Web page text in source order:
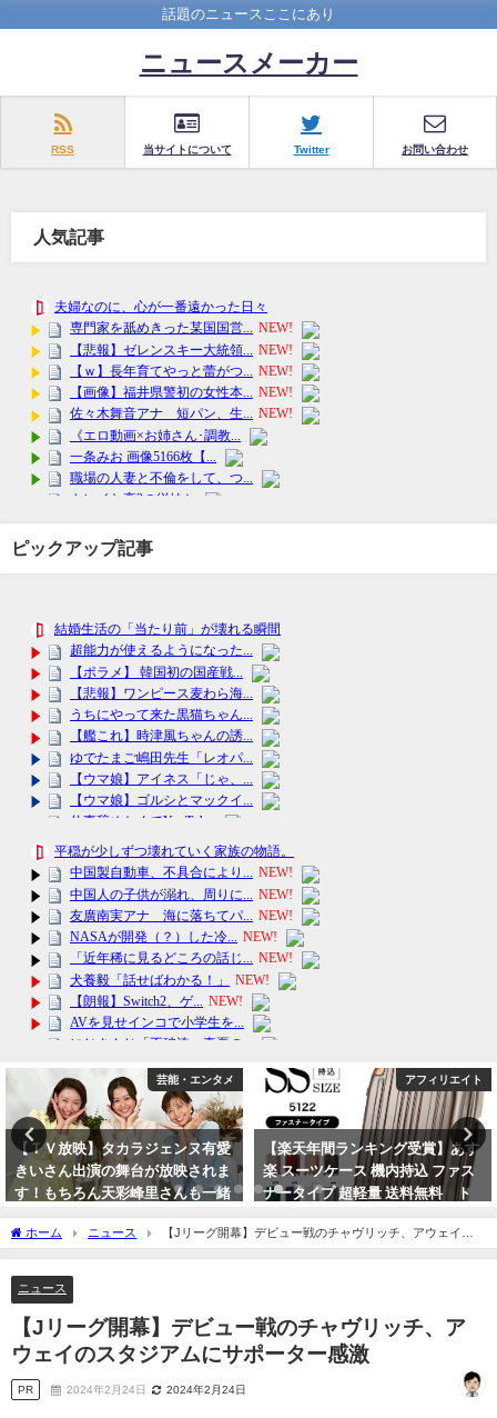
話題のニュースここにあり
ニュースメーカー
RSS 当サイトについて Twitter お問い合わせ
人気記事
ピックアップ記事
アフィリエイト
【楽天年間ランキング受賞】あす
楽 スーツケース 機内持込 ファス
ナータイプ 超軽量 送料無料 ト
ラベル
アフィリエイト
2024年ストロング2初解禁 ケノン
公式 脱毛器 ランキング3741日1位
※レビュ-17万件 日本製 最新バー
ジョン 美顔器 家庭用 ムダ毛 ヒゲ
ボディ
ホーム ニュース
【Jリーグ開幕】デビュー戦のチャヴリッチ、アウェイの
スタジアムにサポーター感激
ニュース
【Jリーグ開幕】デビュー戦のチャヴリッチ、ア
ウェイのスタジアムにサポーター感激
PR 2024年2月24日 2024年2月24日